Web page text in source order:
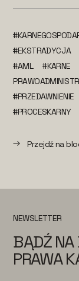
#EKSTRADYCJA
#AML
#KARNE
#PRZEDAWNIENIE
#PROCESKARNY
Przejdź na
NEWSLETTER
BĄDŹ NA
PRAWA